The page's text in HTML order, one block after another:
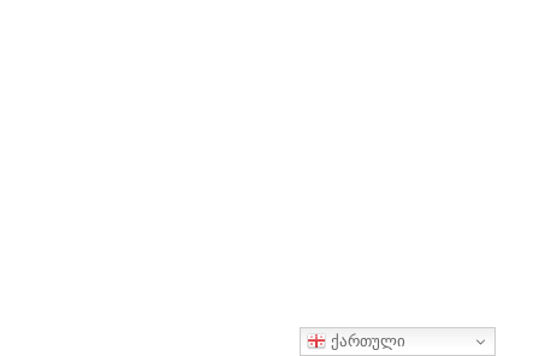
ქართული